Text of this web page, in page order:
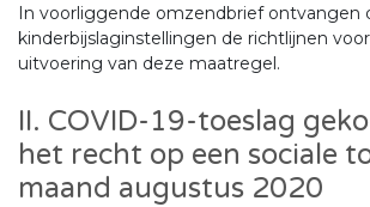
In voorliggende omzendbrief ontvangen
kinderbijslaginstellingen de richtlijnen
uitvoering van deze maatregel.
II. COVID-19-toeslag
het recht op een sociale
maand augustus 2020